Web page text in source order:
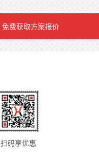
免费获取方案报价
扫码享优惠